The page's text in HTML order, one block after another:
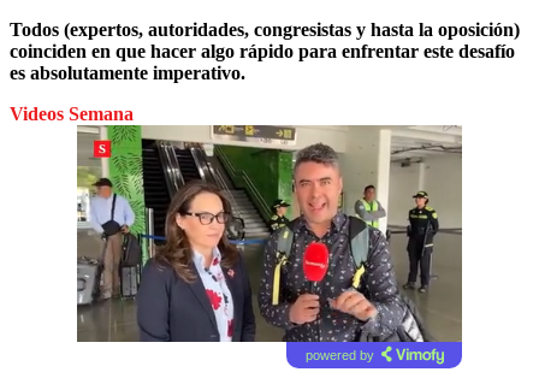
Todos (expertos, autoridades, congresistas y hasta la oposición)
coinciden en que hacer algo rápido para enfrentar este desafío
es absolutamente imperativo.
Videos Semana
powered by